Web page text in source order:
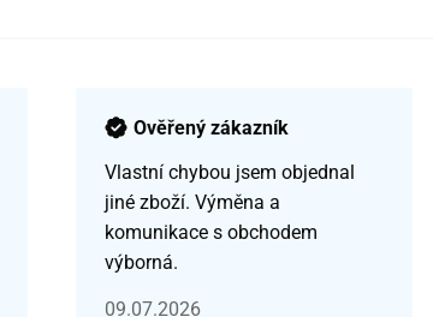
Ověřený zákazník
Vlastní chybou jsem objednal
jiné zboží. Výměna a
komunikace s obchodem
výborná.
09.07.2026